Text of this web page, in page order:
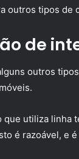
outros tipos de
de
outros
que utiliza
é razoável, e